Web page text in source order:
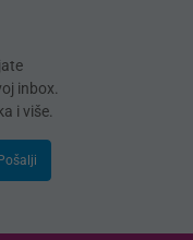
inbox.
i više.
Pošalji